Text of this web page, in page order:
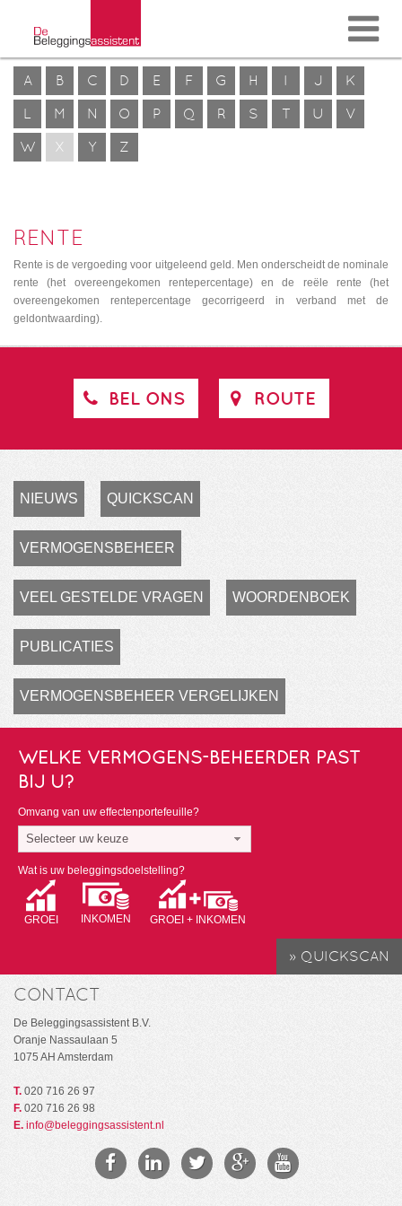
A B C D E F G H I J
K
L
M N O P Q R S T U
V
W
X Y Z
RENTE
Rente is de vergoeding voor uitgeleend geld. Men onderscheidt de nominale
rente (het overeengekomen rentepercentage) en de reële rente (het
overeengekomen rentepercentage gecorrigeerd in verband met de
geldontwaarding).
BEL ONS ROUTE
NIEUWS QUICKSCAN
VERMOGENSBEHEER
VEEL GESTELDE VRAGEN WOORDENBOEK
PUBLICATIES
VERMOGENSBEHEER VERGELIJKEN
WELKE VERMOGENS-BEHEERDER PAST
BIJ U?
Omvang van uw effectenportefeuille?
Selecteer uw keuze
Wat is uw beleggingsdoelstelling?
GROEI INKOMEN GROEI + INKOMEN
CONTACT
De Beleggingsassistent B.V.
Oranje Nassaulaan 5
1075 AH Amsterdam
T. 020 716 26 97
F. 020 716 26 98
E. info@beleggingsassistent.nl